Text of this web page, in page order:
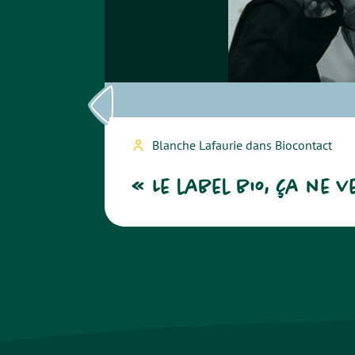
Blanche Lafaurie dans Biocontact
« Le label bio, ça ne